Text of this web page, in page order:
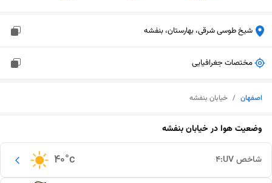
شیخ طوسی شرقی، بهارستان، بنفشه
مختصات جغرافیایی
اصفهان / خیابان بنفشه
وضعیت هوا درخیابان بنفشه
40°c شاخص UV: 4